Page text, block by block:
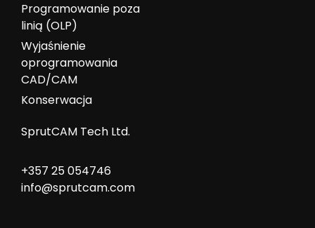
Programowanie poza
linią (OLP)
Wyjaśnienie
oprogramowania
CAD/CAM
Konserwacja
SprutCAM Tech Ltd.
+357 25 054746
info@sprutcam.com